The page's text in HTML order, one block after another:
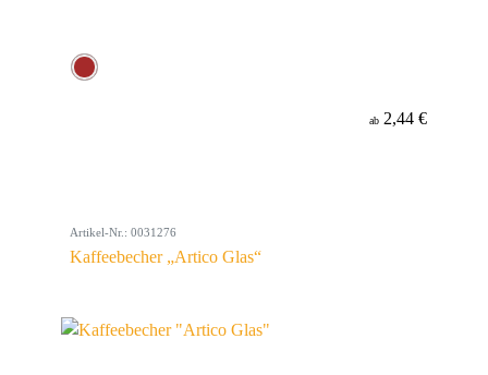
ab 2,44 €
Artikel-Nr.: 0031276
Kaffeebecher „Artico Glas“